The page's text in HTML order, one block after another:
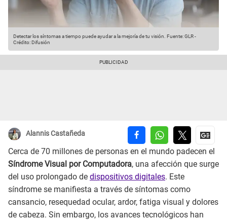
Detectar los síntomas a tiempo puede ayudar a la mejoría de tu visión. Fuente: GLR-
Crédito: Difusión
Alannis Castañeda
Cerca de 70 millones de personas en el mundo padecen el
Síndrome Visual por Computadora, una afección que surge
del uso prolongado de dispositivos digitales. Este
síndrome se manifiesta a través de síntomas como
cansancio, resequedad ocular, ardor, fatiga visual y dolores
de cabeza. Sin embargo, los avances tecnológicos han